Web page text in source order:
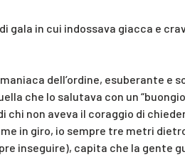
gala in cui indossava giacca e
dell’ordine, esuberante e
che lo salutava con un
chi non aveva il coraggio di
in giro, io sempre tre metri
inseguire), capita che la gente